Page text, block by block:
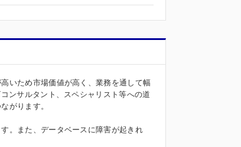
いため市場価値が高く、業務を通して幅
ンサルタント、スペシャリスト等への道
がります。
。また、データベースに障害が起きれ